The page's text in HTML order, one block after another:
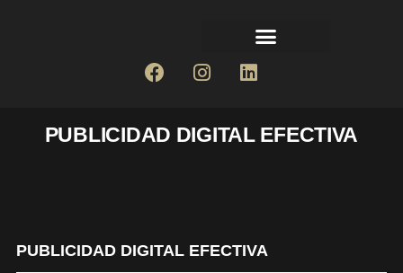
PUBLICIDAD DIGITAL EFECTIVA
PUBLICIDAD DIGITAL EFECTIVA